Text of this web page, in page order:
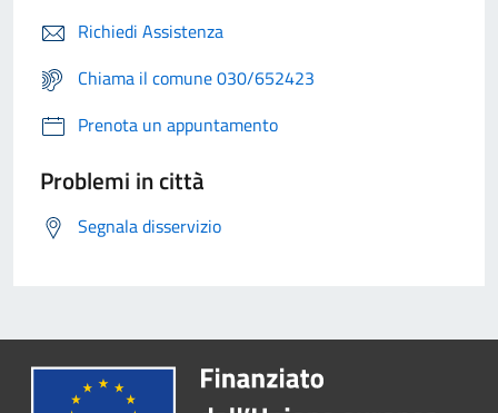
Richiedi Assistenza
Chiama il comune 030/652423
Prenota un appuntamento
Problemi in città
Segnala disservizio